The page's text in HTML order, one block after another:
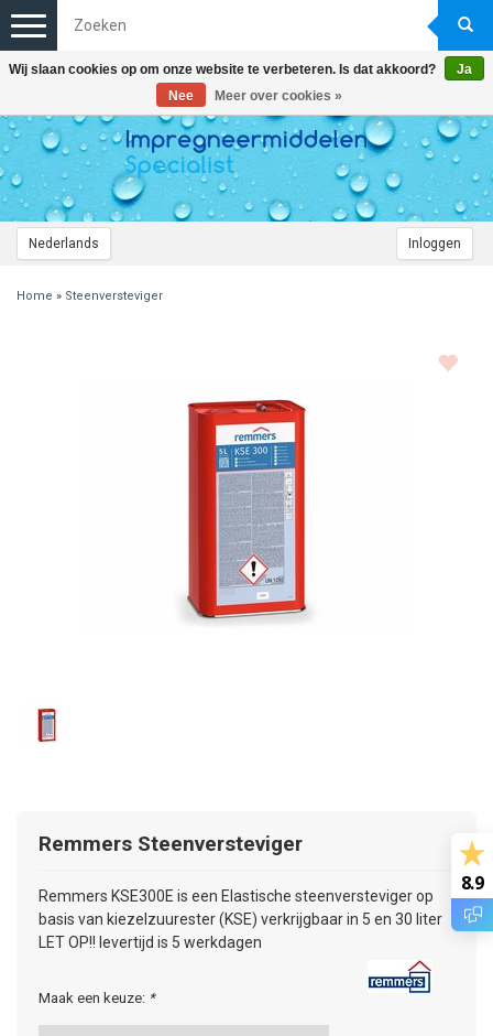
Nederlands Inloggen
Toggle
navigation
Home » Steenversteviger
Remmers Steenversteviger
Remmers KSE300E is een Elastische steenversteviger op
basis van kiezelzuurester (KSE) verkrijgbaar in 5 en 30 liter
LET OP!! levertijd is 5 werkdagen
Maak een keuze: *
8.9
Wij slaan cookies op om onze website te verbeteren. Is dat akkoord?
Ja
Nee
Meer over cookies »